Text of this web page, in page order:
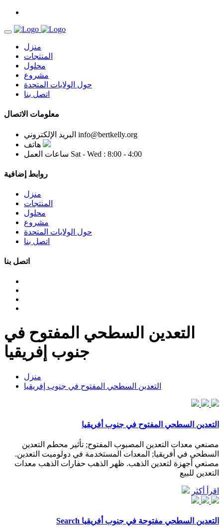
منزل
المنتجات
محلول
مشروع
حول الولايات المتحدة
اتصل بنا
معلومات الاتصال
البريد الإلكتروني info@bertkelly.org
هاتف
ساعات العمل Sat - Wed : 8:00 - 4:00
روابط إضافية
منزل
المنتجات
محلول
مشروع
حول الولايات المتحدة
اتصل بنا
اتصل بنا
التعدين السطحي المفتوح في
جنوب إفريقيا
منزل
التعدين السطحي المفتوح في جنوب إفريقيا
التعدين السطحي المفتوح في جنوب أفريقيا
مصنعي معدات التعدين المصبوب المفتوح; تأثير محطم التعدين
السطحي في أفريقيا; المعدات المستخدمة في دولوميت التعدين.
مصنعي أجهزة لتعدين الذهب. ظهر الذهب حفارات الذهب معدات
التعدين للبيع
اقرأ أكثر
التعدين السطحي مفتوحة في جنوب أفريقيا Search